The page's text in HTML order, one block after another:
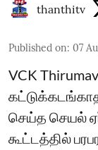
thanthitv
Published on: 07
VCK
செய்த செயல்
கூட்டத்தில்